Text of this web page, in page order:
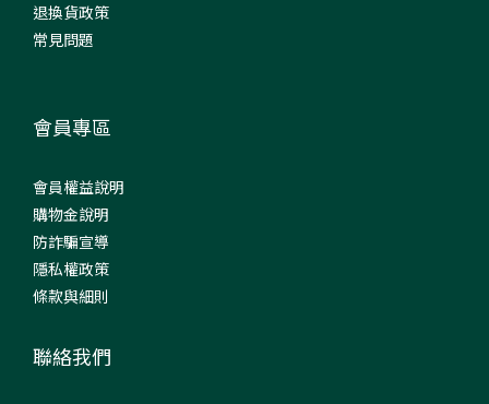
退換貨政策
常見問題
會員專區
會員權益說明
購物金說明
防詐騙宣導
隱私權政策
條款與細則
聯絡我們